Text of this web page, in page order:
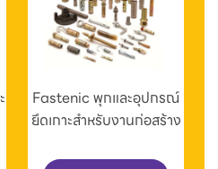
Fastenic พุกและอุปกรณ์
ยึดเกาะสำหรับงานก่อสร้าง